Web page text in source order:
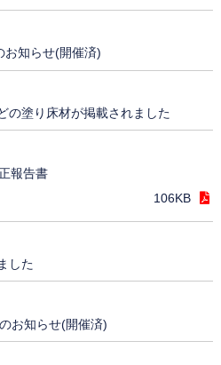
お知らせ(開催済)
の塗り床材が掲載されました
報告書
106KB
した
お知らせ(開催済)